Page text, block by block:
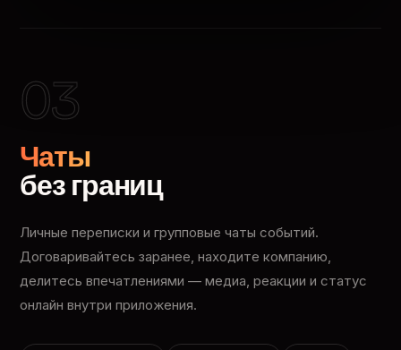
03
Чаты
без границ
Личные переписки и групповые чаты событий.
Договаривайтесь заранее, находите компанию,
делитесь впечатлениями — медиа, реакции и статус
онлайн внутри приложения.